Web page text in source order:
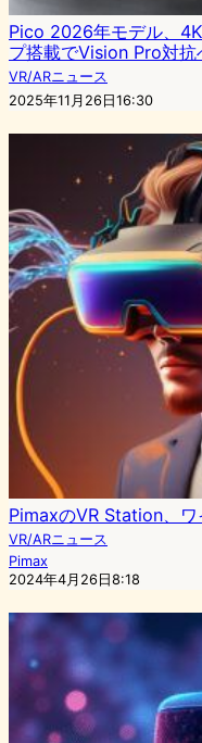
Pico 2026年モデル、
プ搭載でVision Pro対抗
VR/ARニュース
2025年11月26日16:30
PimaxのVR Station、ワ
VR/ARニュース
Pimax
2024年4月26日8:18